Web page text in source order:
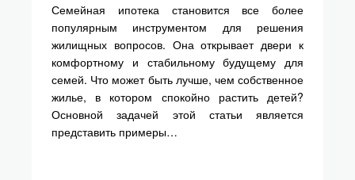
Семейная ипотека становится все более
популярным инструментом для решения
жилищных вопросов. Она открывает двери к
комфортному и стабильному будущему для
семей. Что может быть лучше, чем собственное
жилье, в котором спокойно растить детей?
Основной задачей этой статьи является
представить примеры…